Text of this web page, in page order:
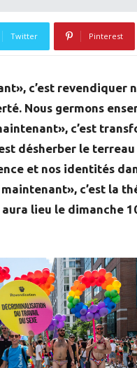
Twitter Pinterest
c’est revendiquer
Nous germons
c’est
désherber le
et nos identités
c’est la
lieu le dimanche